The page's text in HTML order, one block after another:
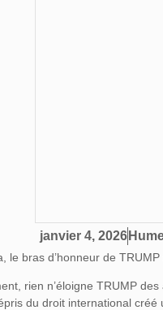
janvier 4, 2026
le bras d’honneur de
rien n’éloigne TRUMP
du droit international créé